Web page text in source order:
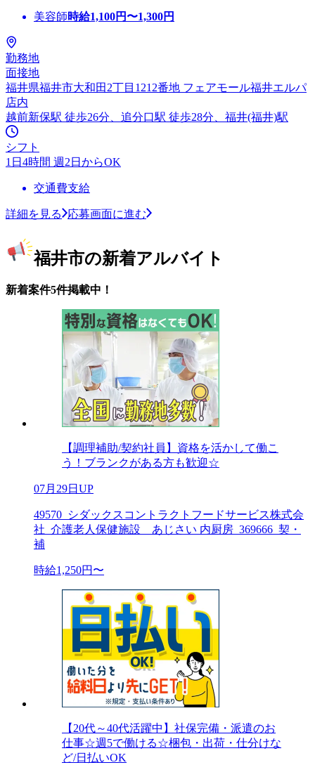
美容師時給1,100円〜1,300円
勤務地
面接地
福井県福井市大和田2丁目1212番地 フェアモール福井エルパ
店内
越前新保駅 徒歩26分、追分口駅 徒歩28分、福井(福井)駅
シフト
1日4時間 週2日からOK
交通費支給
詳細を見る 応募画面に進む
福井市の新着アルバイト
新着案件5件掲載中！
【調理補助/契約社員】資格を活かして働こ
う！ブランクがある方も歓迎☆
07月29日UP
49570_シダックスコントラクトフードサービス株式会
社_介護老人保健施設 あじさい 内厨房_369666_契・
補
時給1,250円〜
【20代～40代活躍中】社保完備・派遣のお
仕事☆週5で働ける☆梱包・出荷・仕分けな
ど/日払いOK